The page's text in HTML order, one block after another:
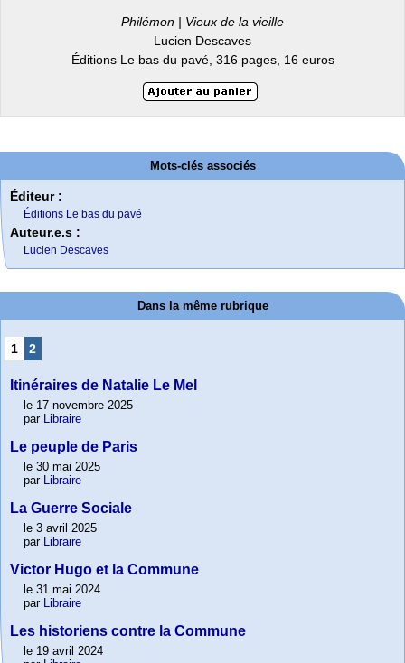
Philémon | Vieux de la vieille
Lucien Descaves
Éditions Le bas du pavé, 316 pages, 16 euros
Mots-clés associés
Éditeur :
Éditions Le bas du pavé
Auteur.e.s :
Lucien Descaves
Dans la même rubrique
1 2
Itinéraires de Natalie Le Mel
le 17 novembre 2025
par Libraire
Le peuple de Paris
le 30 mai 2025
par Libraire
La Guerre Sociale
le 3 avril 2025
par Libraire
Victor Hugo et la Commune
le 31 mai 2024
par Libraire
Les historiens contre la Commune
le 19 avril 2024